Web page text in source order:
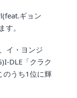
ギョン
。
イ・ヨンジ
DLE「クラク
のうち1位に輝